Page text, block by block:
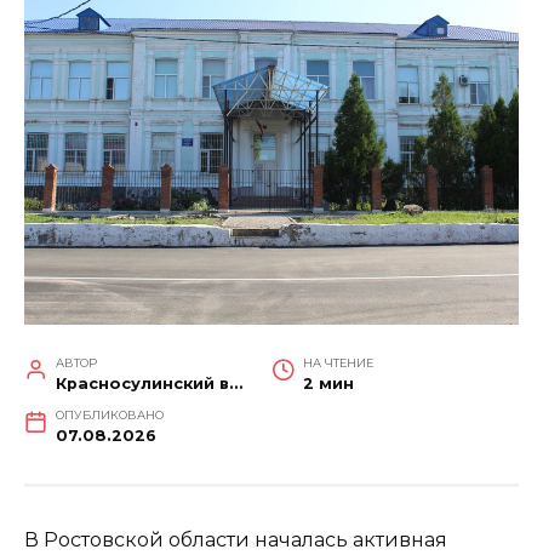
АВТОР
Красносулинский вестник
НА ЧТЕНИЕ
2 мин
ОПУБЛИКОВАНО
07.08.2026
В Ростовской области началась активная